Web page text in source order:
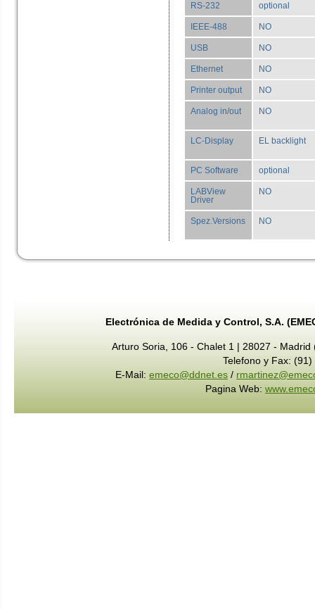
RS-232 optional
IEEE-488 NO
USB NO
Ethernet NO
Printer output NO
Analog in/out NO
LC-Display EL backlight
PC Software optional
LABView
Driver
NO
Spez.Versions NO
Electrónica de Medida y Control, S.A.
Arturo Soria, 106 - Chalet 1 | 28027 - Madrid
Telefono y Fax:
E-Mail: emeco@ddnet.es /
Pagina Web: